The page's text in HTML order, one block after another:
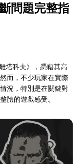
問題完整指
塔科夫》，憑藉其高
而，不少玩家在實際
況，特別是在關鍵對
體的遊戲感受。